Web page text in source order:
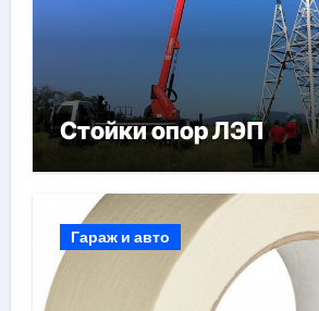
Стойки опор ЛЭП
Гараж и авто